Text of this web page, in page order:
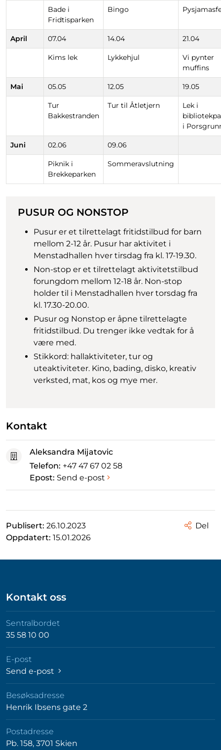
Bade i
Fridtisparken
Bingo
April 07.04 14.04 21.04
Kims lek Lykkehjul
Vi pynter
muffins
Mai 05.05 12.05 19.05
Tur
Bakkestranden
Tur til Åtletjern
Lek i
i
Juni 02.06 09.06
Piknik i
Brekkeparken
Sommeravslutning
PUSUR OG NONSTOP
Pusur er et tilrettelagt fritidstilbud for barn
mellom 2-12 år. Pusur har aktivitet i
Menstadhallen hver tirsdag fra kl. 17-19.30.
Non-stop er et tilrettelagt aktivitetstilbud
forungdom mellom 12-18 år. Non-stop
holder til i Menstadhallen hver torsdag fra
kl. 17.30-20.00.
Pusur og Nonstop er åpne tilrettelagte
fritidstilbud. Du trenger ikke vedtak for å
være med.
Stikkord: hallaktiviteter, tur og
uteaktiviteter. Kino, bading, disko, kreativ
verksted, mat, kos og mye mer.
Kontakt
Aleksandra Mijatovic
Telefon: +47 47 67 02 58
Epost: Send e-post
Publisert: 26.10.2023
Oppdatert: 15.01.2026
Del
Kontakt oss
Sentralbordet
35 58 10 00
E-post
Send e-post
Besøksadresse
Henrik Ibsens gate 2
Postadresse
Pb. 158, 3701 Skien